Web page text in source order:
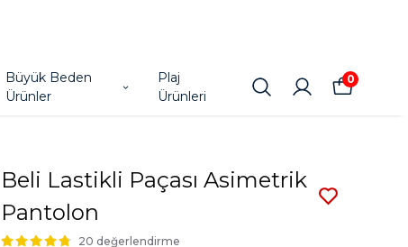
Büyük Beden
Ürünler
Plaj
Ürünleri
0
Beli Lastikli Paçası Asimetrik
Pantolon
20 değerlendirme